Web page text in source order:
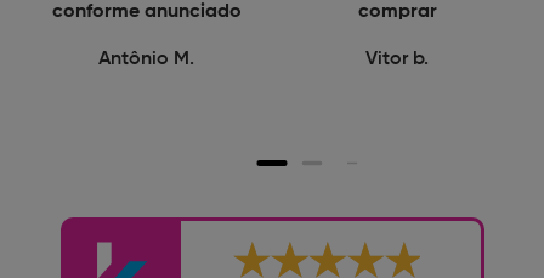
conforme anunciado
Antônio M.
comprar
Vitor b.